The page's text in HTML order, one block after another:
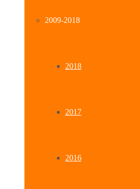
2009-2018
2018
2017
2016